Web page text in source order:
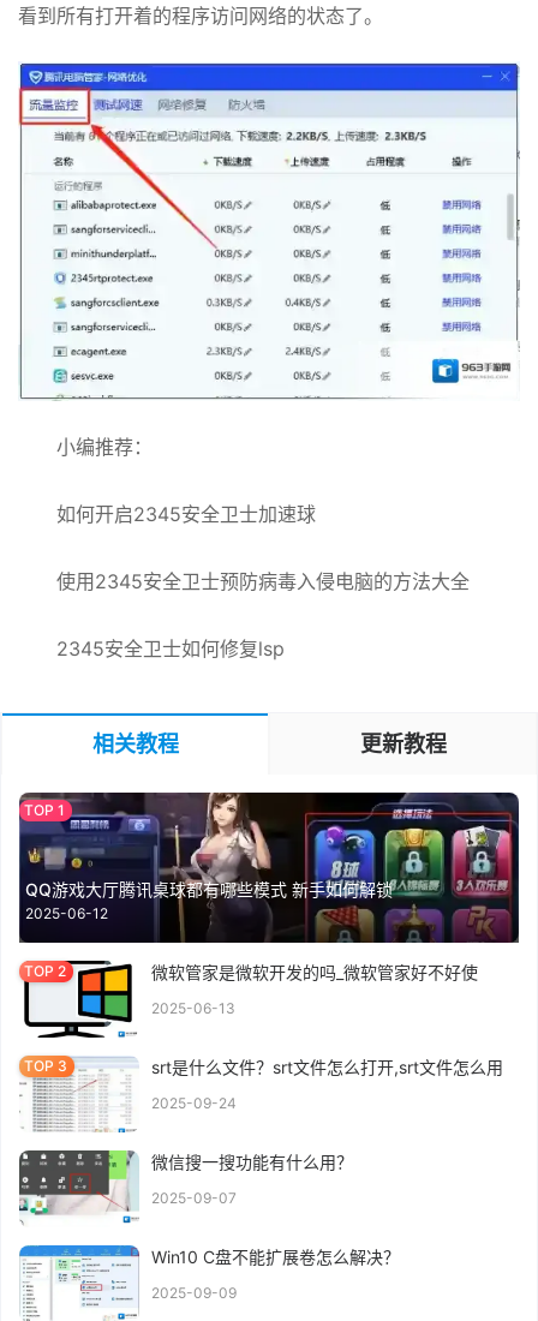
看到所有打开着的程序访问网络的状态了。
小编推荐：
如何开启2345安全卫士加速球
使用2345安全卫士预防病毒入侵电脑的方法大全
2345安全卫士如何修复lsp
相关教程 更新教程
QQ游戏大厅腾讯桌球都有哪些模式 新手如何解锁
2025-06-12
微软管家是微软开发的吗_微软管家好不好使
2025-06-13
srt是什么文件？srt文件怎么打开,srt文件怎么用
2025-09-24
微信搜一搜功能有什么用？
2025-09-07
Win10 C盘不能扩展卷怎么解决？
2025-09-09